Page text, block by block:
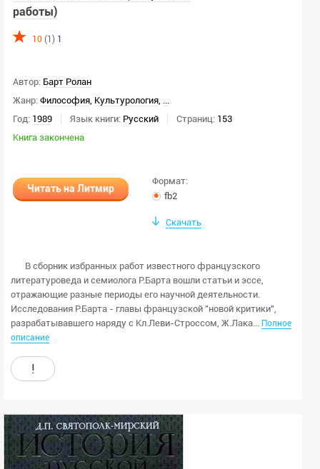
работы)
10 (1) 1
Автор: Барт Ролан
Жанр: Философия Культурология
Год: 1989 Язык книги: Русский Страниц: 153
Книга закончена
Читать на Литмир
Формат:
fb2
Скачать
В сборник избранных работ известного французского
литературоведа и семиолога Р.Барта вошли статьи и эссе,
отражающие разные периоды его научной деятельности.
Исследования Р.Барта - главы французской "новой критики",
разрабатывавшего наряду с Кл.Леви-Строссом, Ж.Лака...
Полное
описание
!